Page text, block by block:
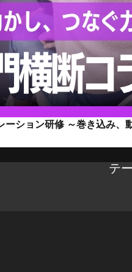
ーション研修 ～巻き込み、
テ